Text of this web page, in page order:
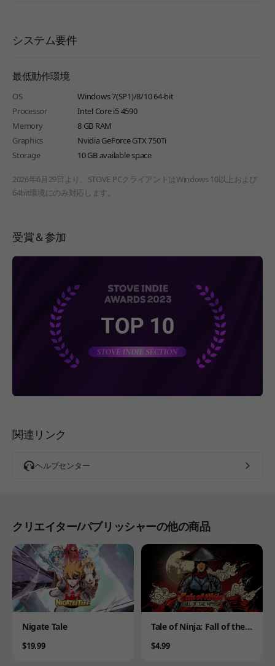
システム要件
最低動作環境
OS
Windows 7(SP1)/8/10 64-bit
Processor
Intel Core i5 4590
Memory
8 GB RAM
Graphics
Nvidia GeForce GTX 750Ti
Storage
10 GB available space
2026年6月29日より、STOVE PCクライアントはWindows 10以上および
64bit環境にのみ対応します。
受賞＆参加
페이지 이동
関連リンク
ヘルプセンター
クリエイター/パブリッシャーの他の商品
Product
Nigate Tale
Price
$19.99
Product
Tale of Ninja: Fall of the
Price
$4.99